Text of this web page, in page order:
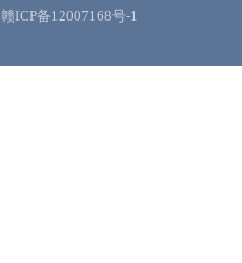
赣ICP备12007168号-1